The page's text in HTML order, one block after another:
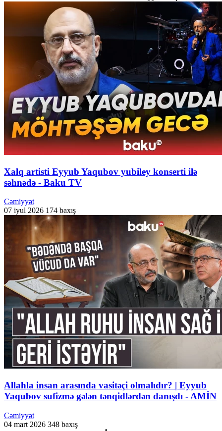
Xalq artisti Eyyub Yaqubov yubiley konserti ilə
səhnədə - Baku TV
Cəmiyyət
07 iyul 2026 174 baxış
Allahla insan arasında vasitəçi olmalıdır? | Eyyub
Yaqubov sufizmə gələn tənqidlərdən danışdı - AMİN
Cəmiyyət
04 mart 2026 348 baxış